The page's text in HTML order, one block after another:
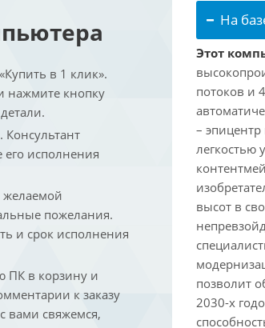
в 1 клик».
нажмите кнопку
. Консультант
исполнения
желаемой
пожелания.
и срок исполнения
ПК в корзину и
к заказу
вами свяжемся,
На
Этот
потоков и
–
легкостью
высот в
позволит
2030-х